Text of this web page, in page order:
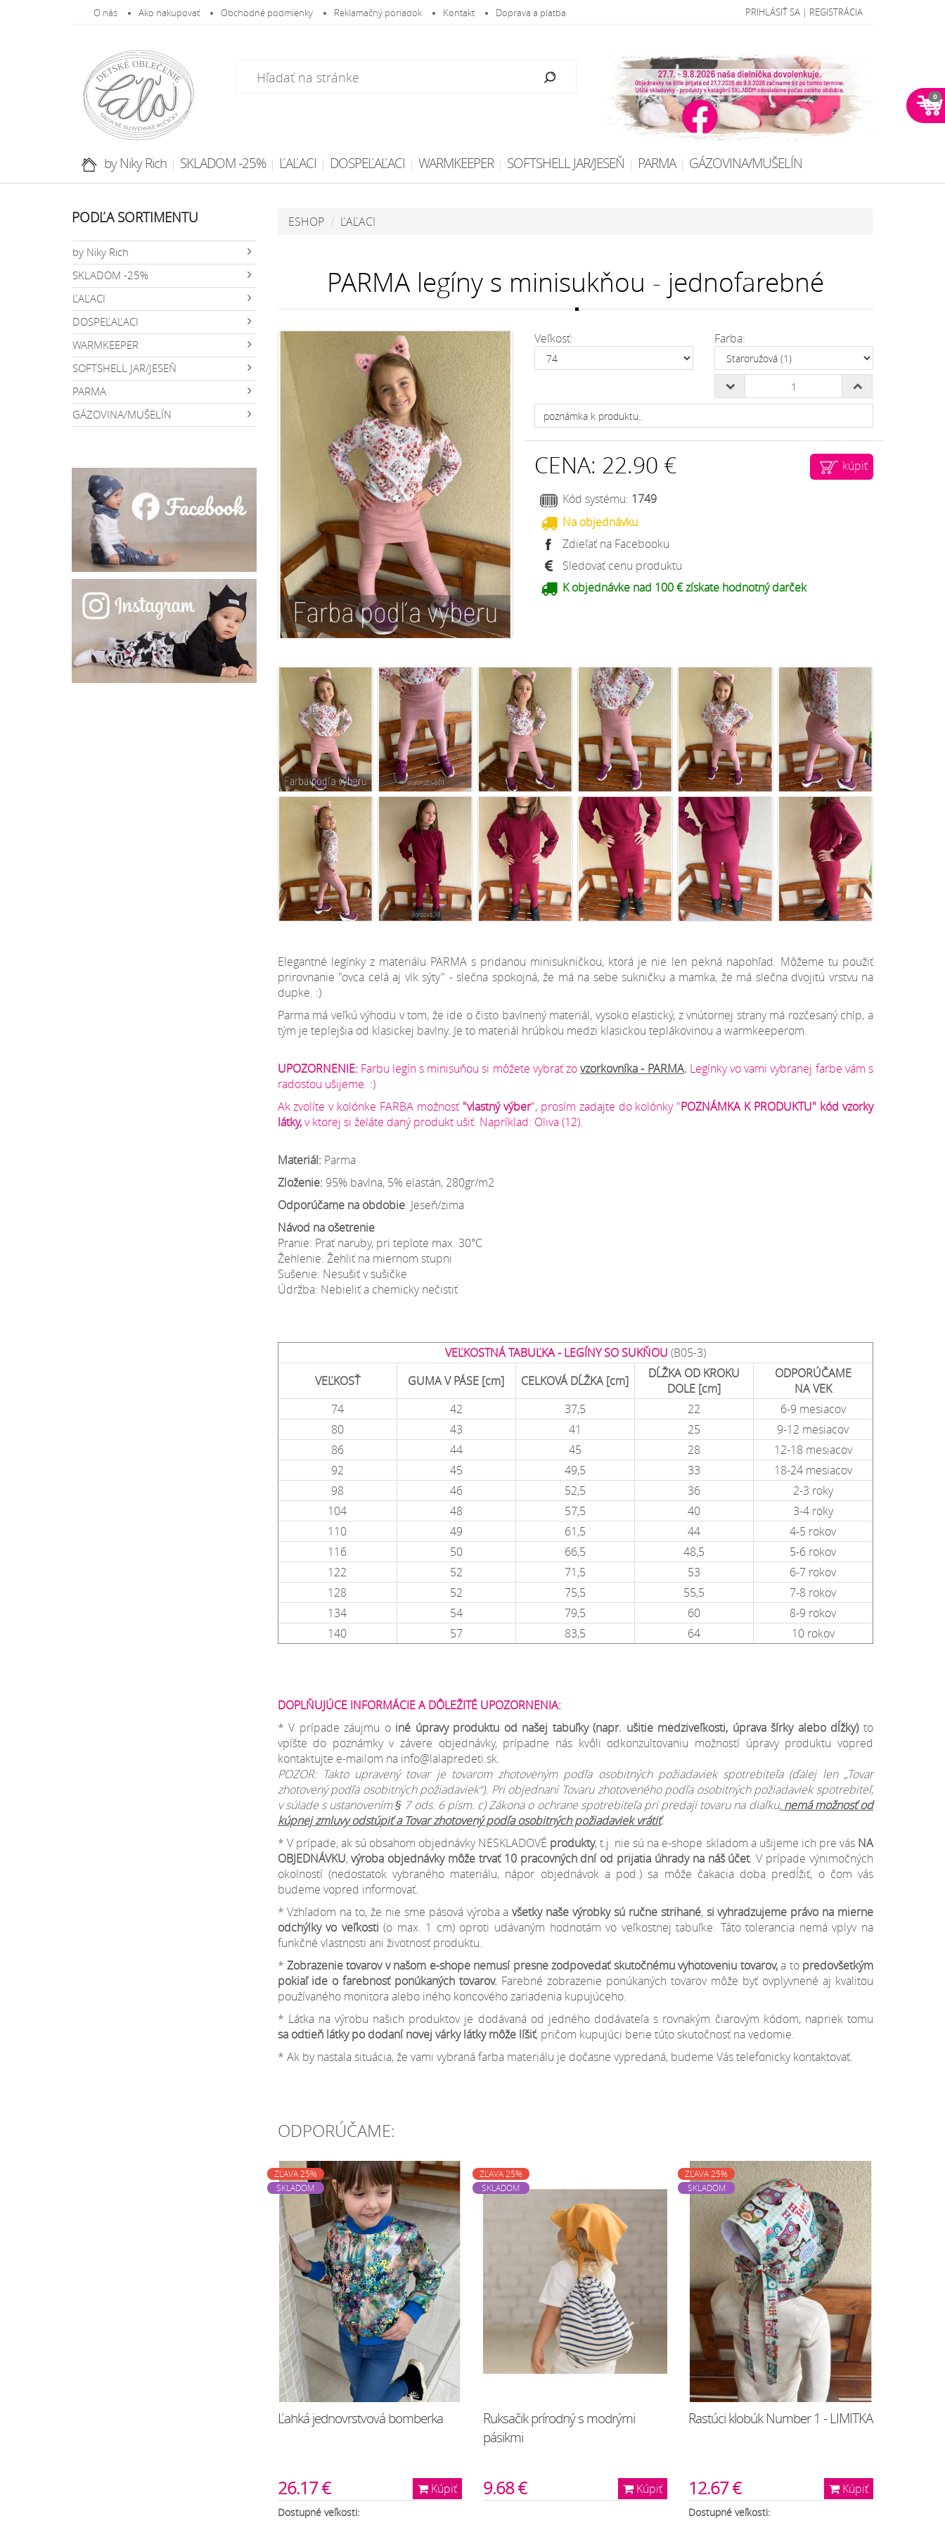
O nás Ako nakupovať Obchodné podmienky Reklamačný poriadok Kontakt Doprava a platba PRIHLÁSIŤ SA | REGISTRÁCIA
0
by Niky Rich SKLADOM -25% ĽAĽACI DOSPEĽAĽACI WARMKEEPER SOFTSHELL JAR/JESEŇ PARMA GÁZOVINA/MUŠELÍN
PODĽA SORTIMENTU
by Niky Rich
SKLADOM -25%
ĽAĽACI
DOSPEĽAĽACI
WARMKEEPER
SOFTSHELL JAR/JESEŇ
PARMA
GÁZOVINA/MUŠELÍN
ESHOP ĽAĽACI
PARMA legíny s minisukňou - jednofarebné
Veľkosť: Farba:
CENA: 22.90 € kúpiť
Kód systému: 1749
Na objednávku
Zdieľať na Facebooku
Sledovať cenu produktu
K objednávke nad 100 € získate hodnotný darček
Elegantné legínky z materiálu PARMA s pridanou minisukničkou, ktorá je nie len pekná napohľad. Môžeme tu použiť
prirovnanie "ovca celá aj vlk sýty" - slečna spokojná, že má na sebe sukničku a mamka, že má slečna dvojitú vrstvu na
dupke. :)
Parma má veľkú výhodu v tom, že ide o čisto bavlnený materiál, vysoko elastický, z vnútornej strany má rozčesaný chlp, a
tým je teplejšia od klasickej bavlny. Je to materiál hrúbkou medzi klasickou teplákovinou a warmkeeperom.
UPOZORNENIE: Farbu legín s minisuňou si môžete vybrať zovzorkovníka - PARMA. Legínky vo vami vybranej farbe vám s
radosťou ušijeme. :)
Ak zvolíte v kolónke FARBA možnosť "vlastný výber", prosím zadajte do kolónky "POZNÁMKA K PRODUKTU" kód vzorky
látky,v ktorej si želáte daný produkt ušiť. Napríklad: Oliva (12).
Materiál: Parma
Zloženie: 95% bavlna, 5% elastán, 280gr/m2
Odporúčame na obdobie: Jeseň/zima
Návod na ošetrenie
Pranie: Prať naruby, pri teplote max. 30°C
Žehlenie: Žehliť na miernom stupni
Sušenie: Nesušiť v sušičke
Údržba: Nebieliť a chemicky nečistiť
VEĽKOSTNÁ TABUĽKA - LEGÍNY SO SUKŇOU (B05-3)
VEĽKOSŤ
GUMA V PÁSE [cm] CELKOVÁ DĹŽKA [cm]
DĹŽKA OD KROKU
DOLE [cm]
ODPORÚČAME
NAVEK
74
42 37,5 22
6-9 mesiacov
80
43 41 25
9-12 mesiacov
86
44 45 28
12-18 mesiacov
92
45 49,5 33
18-24 mesiacov
98
46 52,5 36
2-3 roky
104
48 57,5 40
3-4 roky
110
49 61,5 44
4-5 rokov
116
50 66,5 48,5
5-6 rokov
122
52 71,5 53
6-7 rokov
128
52 75,5 55,5
7-8 rokov
134
54 79,5 60
8-9 rokov
140
57 83,5 64 10 rokov
DOPLŇUJÚCE INFORMÁCIE A DÔLEŽITÉ UPOZORNENIA:
* V prípade záujmu o iné úpravy produktu od našej tabuľky (napr. ušitie medziveľkosti, úprava šírky alebo dĺžky)to
vpíšte do poznámky v závere objednávky, prípadne nás kvôli odkonzultovaniu možností úpravy produktu vopred
kontaktujte e-mailom na info@lalapredeti.sk.
POZOR: Takto upravený tovar je tovarom zhotoveným podľa osobitných požiadaviek spotrebiteľa (ďalej len „Tovar
zhotovený podľa osobitných požiadaviek“). Pri objednaní Tovaru zhotoveného podľa osobitných požiadaviek spotrebiteľ,
v súlade s ustanovením § 7 ods. 6 písm. c) Zákona o ochrane spotrebiteľa pri predaji tovaru na diaľku, nemá možnosť od
kúpnej zmluvy odstúpiť a Tovar zhotovený podľa osobitných požiadaviek vrátiť.
* V prípade, ak sú obsahom objednávky NESKLADOVÉ produkty, t.j. nie sú na e-shope skladom a ušijeme ich pre vásNA
OBJEDNÁVKU,výroba objednávky môže trvať 10 pracovných dní od prijatia úhrady na náš účet. V prípade výnimočných
okolností (nedostatok vybraného materiálu, nápor objednávok a pod.) sa môže čakacia doba predĺžiť, o čom vás
budeme vopred informovať.
* Vzhľadom na to, že nie sme pásová výroba avšetky naše výrobky sú ručne strihané, si vyhradzujeme právo na mierne
odchýlky vo veľkosti (o max. 1 cm) oproti udávaným hodnotám vo veľkostnej tabuľke. Táto tolerancia nemá vplyv na
funkčné vlastnosti ani životnosť produktu.
* Zobrazenie tovarov v našom e-shope nemusí presne zodpovedať skutočnému vyhotoveniu tovarov,a to predovšetkým
pokiaľ ide o farebnosť ponúkaných tovarov. Farebné zobrazenie ponúkaných tovarov môže byť ovplyvnené aj kvalitou
používaného monitora alebo iného koncového zariadenia kupujúceho.
* Látka na výrobu našich produktov je dodávaná od jedného dodávateľa s rovnakým čiarovým kódom, napriek tomu
sa odtieň látky po dodaní novej várky látky môže líšiť, pričom kupujúci berie túto skutočnosť na vedomie.
* Ak by nastala situácia, že vami vybraná farba materiálu je dočasne vypredaná, budeme Vás telefonicky kontaktovať.
ODPORÚČAME:
ZĽAVA 25%
SKLADOM
Ľahká jednovrstvová bomberka
Kúpiť
26.17 €
Dostupné veľkosti:
ZĽAVA 25%
SKLADOM
Ruksačik prírodný s modrými
pásikmi
Kúpiť
9.68 €
ZĽAVA 25%
SKLADOM
Rastúci klobúk Number 1 - LIMITKA
Kúpiť
12.67 €
Dostupné veľkosti: